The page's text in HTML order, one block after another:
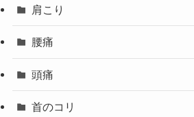
肩こり
腰痛
頭痛
首のコリ